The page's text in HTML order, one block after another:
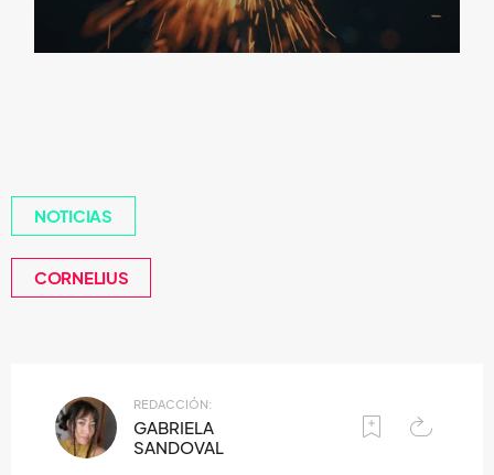
NOTICIAS
CORNELIUS
REDACCIÓN:
GABRIELA
SANDOVAL